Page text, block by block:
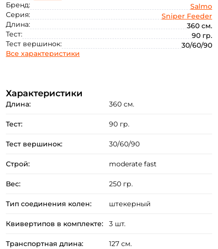
Бренд:
Salmo
Серия:
Sniper Feeder
Длина:
360 см.
Тест:
90 гр.
Тест вершинок:
30/60/90
Все характеристики
Характеристики
Длина: 360 см.
Тест: 90 гр.
Тест вершинок: 30/60/90
Строй: moderate fast
Вес: 250 гр.
Тип соединения колен: штекерный
Квивертипов в комплекте: 3 шт.
Транспортная длина: 127 см.